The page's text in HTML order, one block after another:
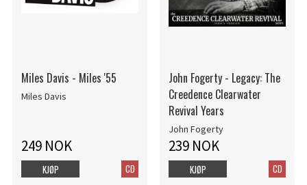
Miles Davis - Miles '55
Miles Davis
249 NOK
CD
KJØP
John Fogerty - Legacy: The
Creedence Clearwater
Revival Years
John Fogerty
239 NOK
CD
KJØP